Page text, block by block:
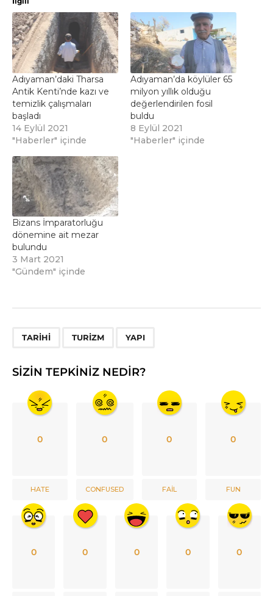
Adıyaman’daki Tharsa
Antik Kenti’nde kazı ve
temizlik çalışmaları
başladı
14 Eylül 2021
"Haberler" içinde
Adıyaman’da köylüler 65
milyon yıllık olduğu
değerlendirilen fosil
buldu
8 Eylül 2021
"Haberler" içinde
Bizans İmparatorluğu
dönemine ait mezar
bulundu
3 Mart 2021
"Gündem" içinde
TARIHI TURIZM YAPI
SIZIN TEPKINIZ NEDIR?
0
HATE
0
CONFUSED
0
FAIL
0
FUN
0 0 0 0 0